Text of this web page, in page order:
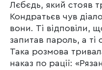
Лєбєдь, який стояв
Кондратьєв чув
вони. Ті відповіли,
запитав пароль, а ті
Така розмова
наказ по рації: